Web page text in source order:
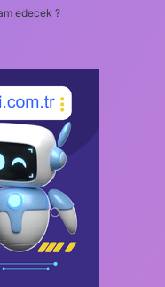
edecek ?